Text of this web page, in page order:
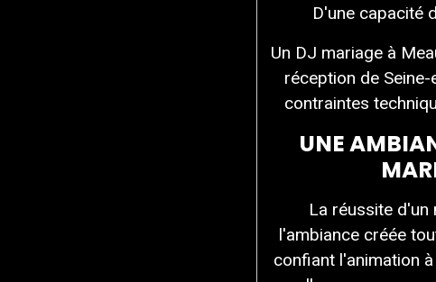
D'une capacité
Un DJ mariage à
réception de
contraintes
UNE
La réussite d'un
l'ambiance créée
confiant l'animation